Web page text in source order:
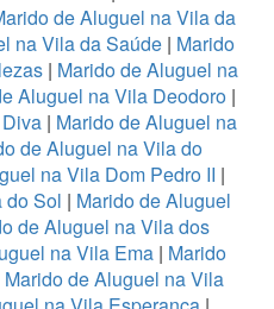
de Aluguel na Vila da
na Vila da Saúde | Marido
| Marido de Aluguel na
Aluguel na Vila Deodoro |
| Marido de Aluguel na
de Aluguel na Vila do
na Vila Dom Pedro II |
do Sol | Marido de Aluguel
de Aluguel na Vila dos
na Vila Ema| Marido
Marido de Aluguel na Vila